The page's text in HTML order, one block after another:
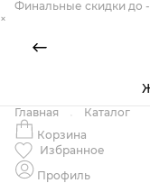
Финальные скидки до
×
Главная
Каталог
Корзина
Избранное
Профиль